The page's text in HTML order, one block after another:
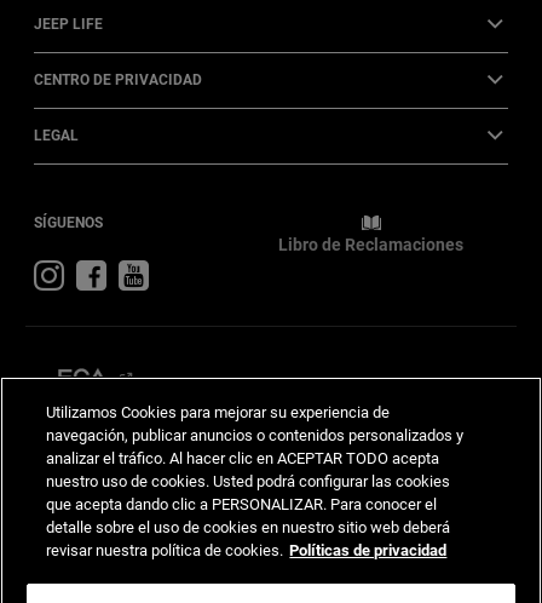
JEEP LIFE
CENTRO DE PRIVACIDAD
LEGAL
SÍGUENOS
Visit
on
Instagram
Visit
on
Facebook
Visit
on
Libro de Reclamaciones
STELLANTIS DODGE RAM FIAT
©2025 Grupo Stellantis. Todos los derechos reservados. Jeep es una marca registrada de
Grupo Stellantis. Chrysler, Jeep, Dodge, Ram, SRT y Mopar son marcas registradas de
Grupo Stellantis.
Divemotor se reserva el derecho de hacer cambios en cualquier momento sin previo aviso
incentivos, especificaciones técnicas, equipamiento, ilustraciones y de modificar o
Utilizamos Cookies para mejorar su experiencia de
navegación, publicar anuncios o contenidos personalizados y
analizar el tráfico. Al hacer clic en ACEPTAR TODO acepta
nuestro uso de cookies. Usted podrá configurar las cookies
que acepta dando clic a PERSONALIZAR. Para conocer el
detalle sobre el uso de cookies en nuestro sitio web deberá
revisar nuestra política de cookies. Políticas de privacidad